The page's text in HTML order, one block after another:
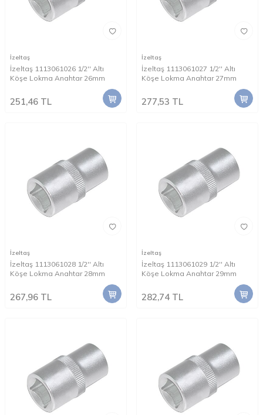
İzeltaş
İzeltaş 1113061026 1/2'' Altı
Köşe Lokma Anahtar 26mm
251,46 TL
İzeltaş
İzeltaş 1113061027 1/2'' Altı
Köşe Lokma Anahtar 27mm
277,53 TL
İzeltaş
İzeltaş 1113061028 1/2'' Altı
Köşe Lokma Anahtar 28mm
267,96 TL
İzeltaş
İzeltaş 1113061029 1/2'' Altı
Köşe Lokma Anahtar 29mm
282,74 TL